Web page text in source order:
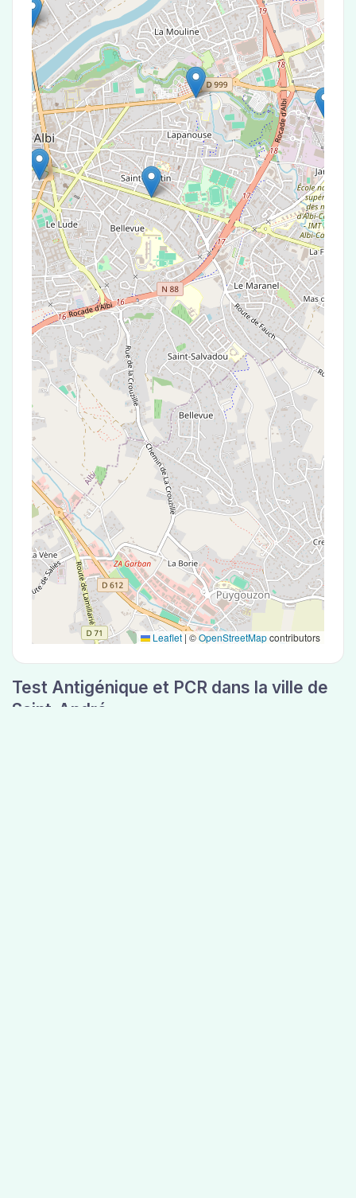
Leaflet|©OpenStreetMapcontributors
Test Antigénique et PCR dans la ville de
Saint-André